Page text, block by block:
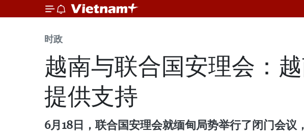
时政
越南与联合国安理会：
提供支持
6月18日，联合国安理会就缅甸局势举行了闭门会议